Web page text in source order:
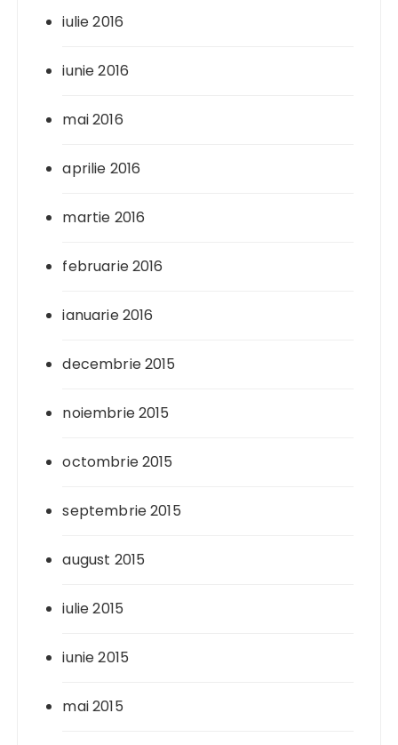
iulie 2016
iunie 2016
mai 2016
aprilie 2016
martie 2016
februarie 2016
ianuarie 2016
decembrie 2015
noiembrie 2015
octombrie 2015
septembrie 2015
august 2015
iulie 2015
iunie 2015
mai 2015